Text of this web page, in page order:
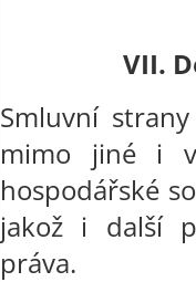
VII.
Smluvní
mimo jiné i
hospodářské
jakož i další
práva.